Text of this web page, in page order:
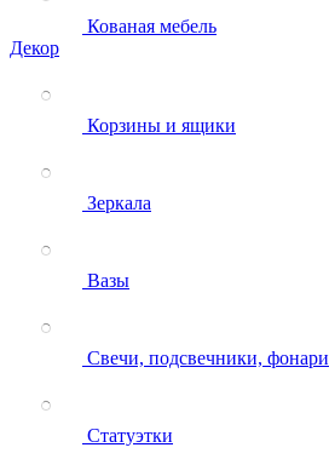
Кованая мебель
Декор
Корзины и ящики
Зеркала
Вазы
Свечи, подсвечники, фонари
Статуэтки